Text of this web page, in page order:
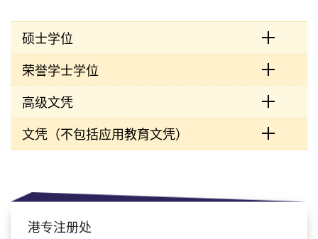
硕士学位
荣誉学士学位
高级文凭
文凭（不包括应用教育文凭）
港专注册处